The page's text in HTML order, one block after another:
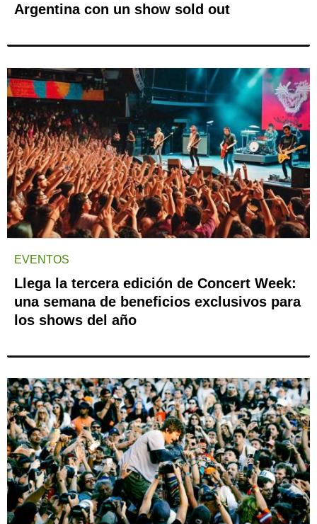
Argentina con un show sold out
EVENTOS
Llega la tercera edición de Concert Week:
una semana de beneficios exclusivos para
los shows del año